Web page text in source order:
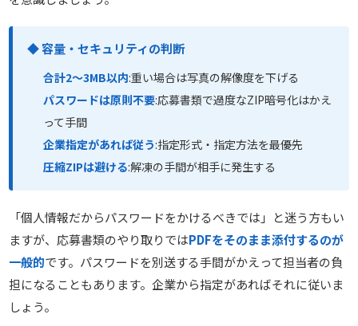
◆ 容量・セキュリティの判断
合計2〜3MB以内:重い場合は写真の解像度を下げる
パスワードは原則不要:応募書類で過度なZIP暗号化はかえ
って手間
企業指定があれば従う:指定形式・指定方法を最優先
圧縮ZIPは避ける:解凍の手間が相手に発生する
「個人情報だからパスワードをかけるべきでは」と迷う方もい
ますが、応募書類のやり取りではPDFをそのまま添付するのが
一般的です。パスワードを別送する手間がかえって担当者の負
担になることもあります。企業から指定があればそれに従いま
しょう。